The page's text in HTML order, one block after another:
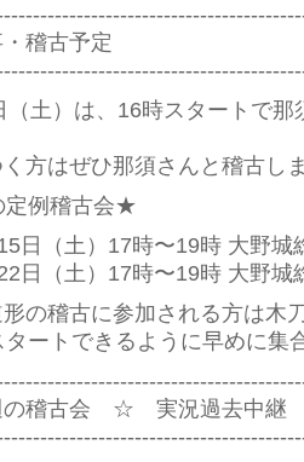
稽古予定
（土）は、16時スタートで
方はぜひ那須さんと稽古し
例稽古会★
日（土）17時〜19時 大野城
日（土）17時〜19時 大野城
形の稽古に参加される方は木
タートできるように早めに集
稽古会 ☆ 実況過去中